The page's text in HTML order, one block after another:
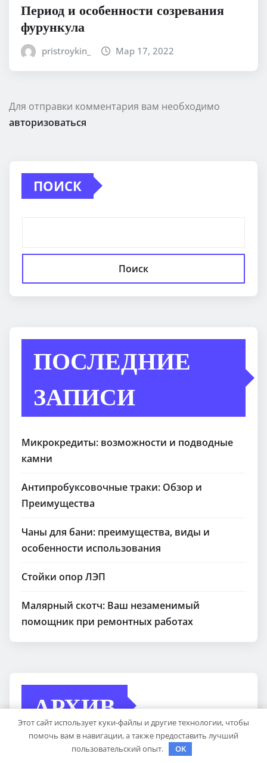
Период и особенности созревания
фурункула
pristroykin_ Мар 17, 2022
Для отправки комментария вам необходимо
авторизоваться
ПОИСК
Поиск
ПОСЛЕДНИЕ
ЗАПИСИ
Микрокредиты: возможности и подводные
камни
Антипробуксовочные траки: Обзор и
Преимущества
Чаны для бани: преимущества, виды и
особенности использования
Стойки опор ЛЭП
Малярный скотч: Ваш незаменимый
помощник при ремонтных работах
АРХИВ
Этот сайт использует куки-файлы и другие технологии, чтобы
помочь вам в навигации, а также предоставить лучший
пользовательский опыт.
OK